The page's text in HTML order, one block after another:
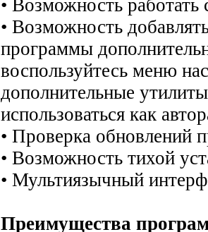
• Возможность работать
• Возможность
программы
воспользуйтесь меню
дополнительные
использоваться как
• Проверка обновлений
• Возможность тихой
• Мультиязычный
Преимущества